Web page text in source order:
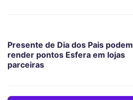
Presente de Dia dos Pais podem
render pontos Esfera em lojas
parceiras